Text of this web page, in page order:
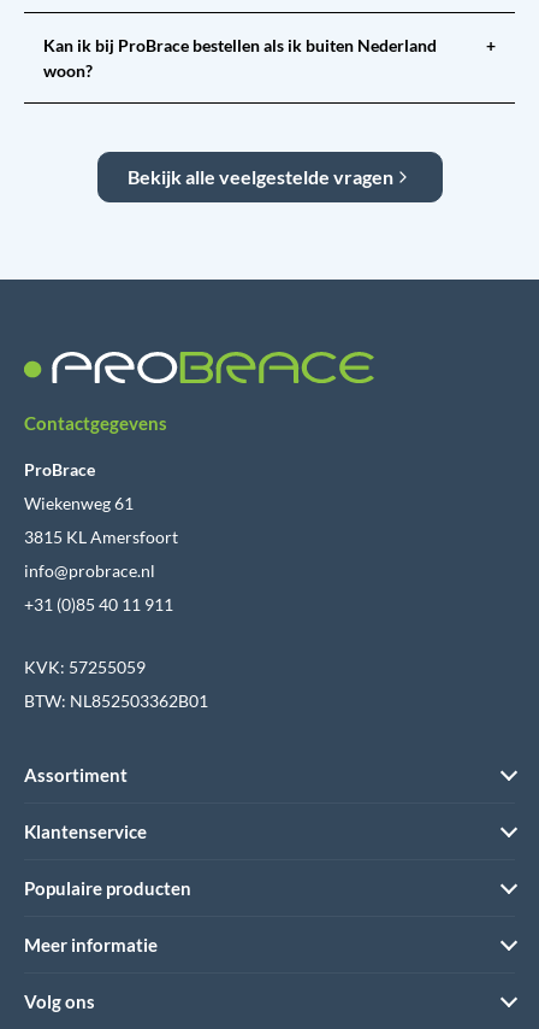
Kan ik bij ProBrace bestellen als ik buiten Nederland
woon?
+
Bekijk alle veelgestelde vragen
Contactgegevens
ProBrace
Wiekenweg 61
3815 KL Amersfoort
info@probrace.nl
+31 (0)85 40 11 911
KVK: 57255059
BTW: NL852503362B01
Assortiment
Klantenservice
Populaire producten
Meer informatie
Volg ons